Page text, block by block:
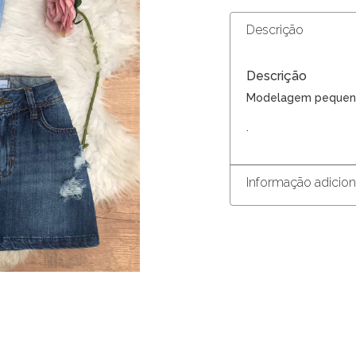
Descrição
Descrição
Modelagem
.
Informação